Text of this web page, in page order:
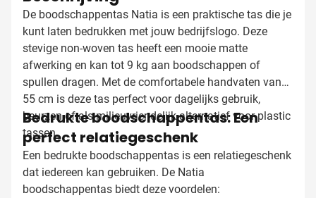
De boodschappentas Natia is een praktische tas die je
kunt laten bedrukken met jouw bedrijfslogo. Deze
stevige non-woven tas heeft een mooie matte
afwerking en kan tot 9 kg aan boodschappen of
spullen dragen. Met de comfortabele handvaten van
55 cm is deze tas perfect voor dagelijks gebruik,
beurzen of als milieuvriendelijk alternatief voor plastic
tassen.
Bedrukte boodschappentas: Een
perfect relatiegeschenk
Een bedrukte boodschappentas is een relatiegeschenk
dat iedereen kan gebruiken. De Natia
boodschappentas biedt deze voordelen: